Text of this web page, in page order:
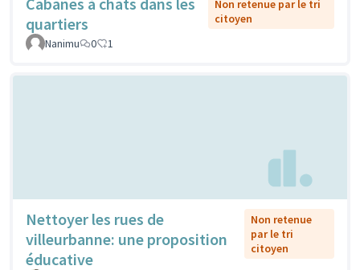
quartiers
Non retenue par le tri
citoyen
Nanimu
0 1
Nettoyer les rues de
villeurbanne: une proposition
éducative
Non retenue
par le tri
citoyen